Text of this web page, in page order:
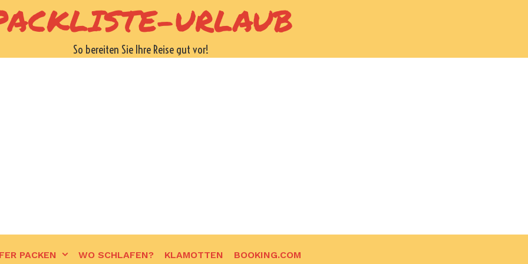
URLAUB
So bereiten Sie Ihre Reise gut vor!
PACKEN WO SCHLAFEN? KLAMOTTEN BOOKING.COM